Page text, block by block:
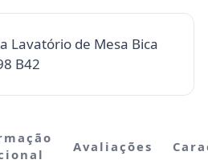
Lavatório de Mesa Bica
B42
Avaliações